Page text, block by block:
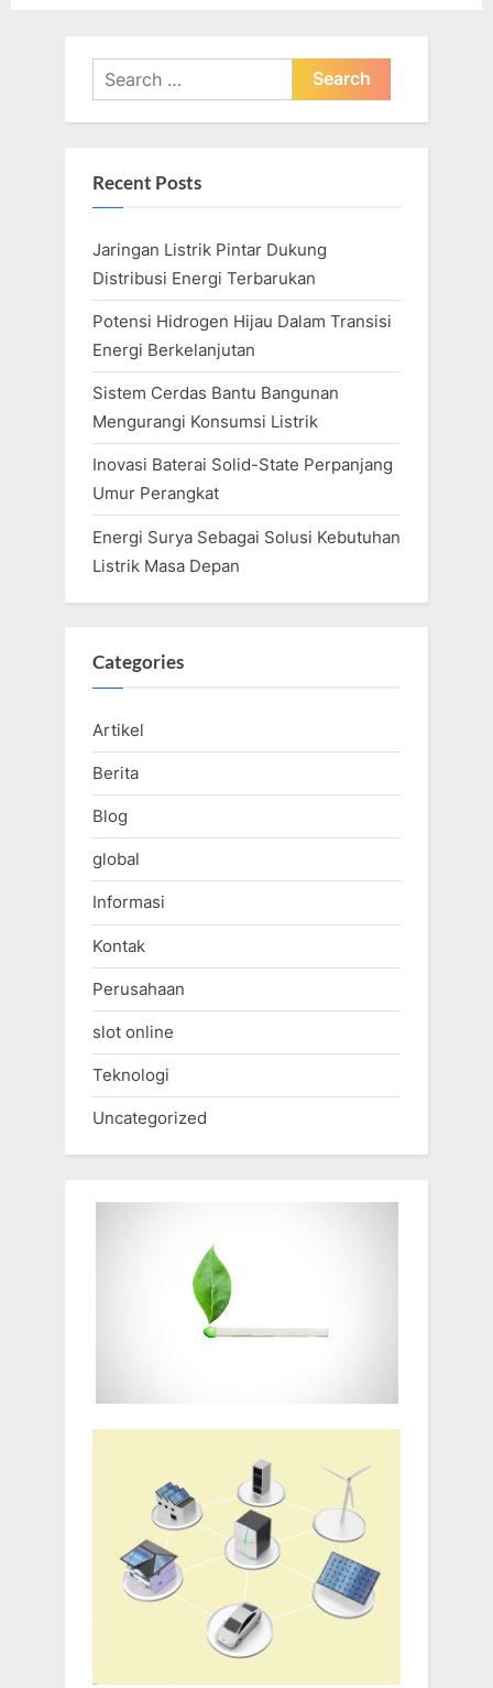
Search
for:
Recent Posts
Jaringan Listrik Pintar Dukung
Distribusi Energi Terbarukan
Potensi Hidrogen Hijau Dalam Transisi
Energi Berkelanjutan
Sistem Cerdas Bantu Bangunan
Mengurangi Konsumsi Listrik
Inovasi Baterai Solid-State Perpanjang
Umur Perangkat
Energi Surya Sebagai Solusi Kebutuhan
Listrik Masa Depan
Categories
Artikel
Berita
Blog
global
Informasi
Kontak
Perusahaan
slot online
Teknologi
Uncategorized